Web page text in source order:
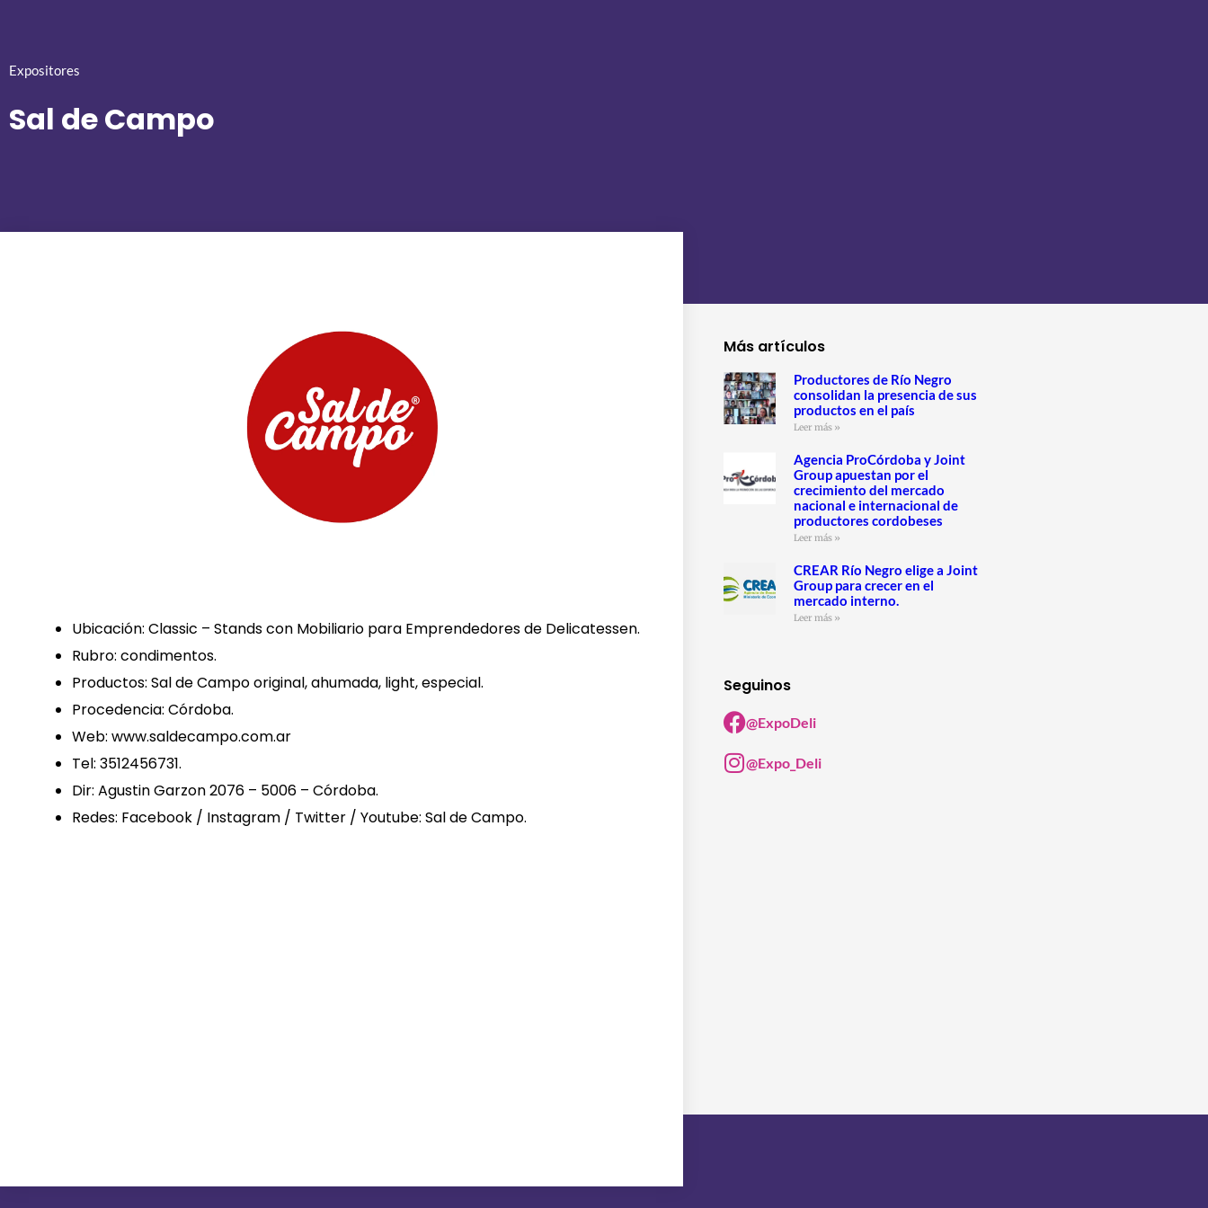
Expositores
Sal de Campo
Ubicación: Classic – Stands con Mobiliario para Emprendedores de Delicatessen.
Rubro: condimentos.
Productos: Sal de Campo original, ahumada, light, especial.
Procedencia: Córdoba.
Web: www.saldecampo.com.ar
Tel: 3512456731.
Dir: Agustin Garzon 2076 – 5006 – Córdoba.
Redes: Facebook / Instagram / Twitter / Youtube: Sal de Campo.
Más artículos
Productores de Río Negro
consolidan la presencia de sus
productos en el país
Leer más »
Agencia ProCórdoba y Joint
Group apuestan por el
crecimiento del mercado
nacional e internacional de
productores cordobeses
Leer más »
CREAR Río Negro elige a Joint
Group para crecer en el
mercado interno.
Leer más »
Seguinos
@ExpoDeli
@Expo_Deli